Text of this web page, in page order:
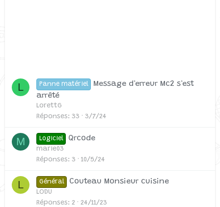
L Panne matériel
Message d'erreur Mc2 s'est
arrêté
LorettG
Réponses
33 3/7/24
M Logiciel Qrcode
marie03
Réponses
3 10/5/24
L Général Couteau Monsieur cuisine
LODU
Réponses
2 24/11/23